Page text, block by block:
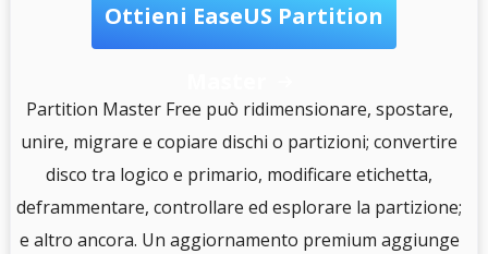
Ottieni EaseUS Partition
Partition Master Free può ridimensionare, spostare,
unire, migrare e copiare dischi o partizioni; convertire
disco tra logico e primario, modificare etichetta,
deframmentare, controllare ed esplorare la partizione;
e altro ancora. Un aggiornamento premium aggiunge